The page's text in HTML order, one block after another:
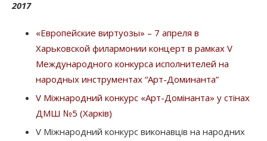
2017
«Европейские виртуозы» – 7 апреля в
Харьковской филармонии концерт в рамках V
Международного конкурса исполнителей на
народных инструментах “Арт-Доминанта”
V Міжнародний конкурс «Арт-Домінанта» у стінах
ДМШ №5 (Харків)
V Міжнародний конкурс виконавців на народних